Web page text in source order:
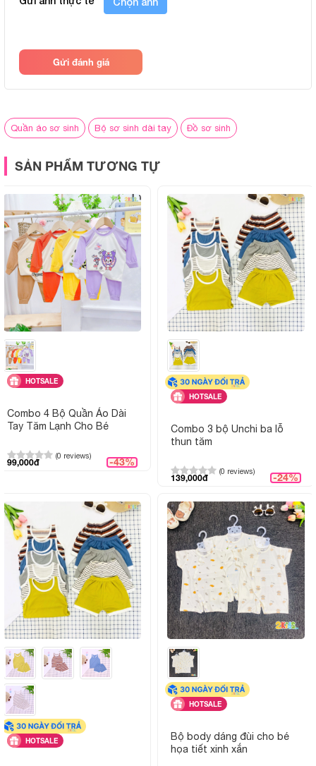
dàng thay đổi trang phục cho bé trong ngày, đồng thời tiết
không gây nhàm chán khi sử dụng thường xuyên.
Chất liệu:
Màu sắc & họa tiết: Trắng in hình ngộ nghĩnh, rõ nét,
Độ tuổi phù hợp: Trẻ từ 0 đến 9 tháng tuổi
Giặt ủi:
Có thể giặt tay hoặc giặt máy,
Đặc điểm nổi bật:
Giao hàng:
Giao toàn quốc, hỗ trợ tư vấn
Gửi đánh giá
Quần áo sơ sinh Bộ sơ sinh dài tay Đồ sơ sinh
SẢN PHẨM TƯƠNG TỰ
HOTSALE
Combo 4 Bộ Quần Áo Dài
Tay Tăm Lạnh Cho Bé
(0 reviews)
99,000đ -43%
HOTSALE
Combo 3 bộ Unchi ba lỗ
thun tăm
(0 reviews)
139,000đ -24%
HOTSALE
HOTSALE
Bộ body dáng đùi cho bé
họa tiết xinh xắn